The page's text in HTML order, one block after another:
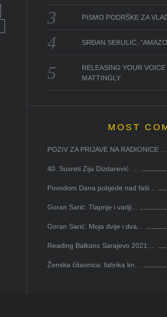
PISMO PODRŠKE ZA
SRĐAN SEKULIĆ,
RELEASING YOUR
MATTINGLY
MOST
POZIV ZA PRIJAVE NA RADIONICE ...
40. Susreti Zija Dizdarević: ...
Povodom Dana pobjede nad faši...
Goran Sarić: Tlapnje i varlji...
Goran Sarić: Moja dvije i dva...
Reading Balkans Sarajevo 2021:...
Ženska čitaonica: fabrika kn...